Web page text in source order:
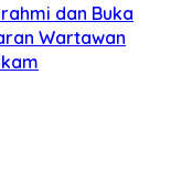
dan Buka
Wartawan